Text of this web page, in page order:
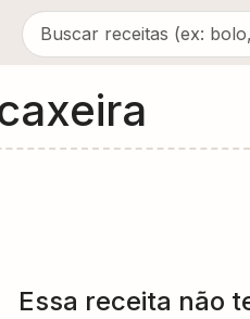
Essa receita não